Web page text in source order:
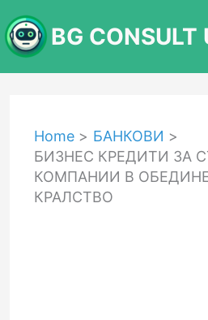
to
content
BG CONSULT
Home
БАНКОВИ
БИЗНЕС КРЕДИТИ ЗА
КОМПАНИИ В
КРАЛСТВО